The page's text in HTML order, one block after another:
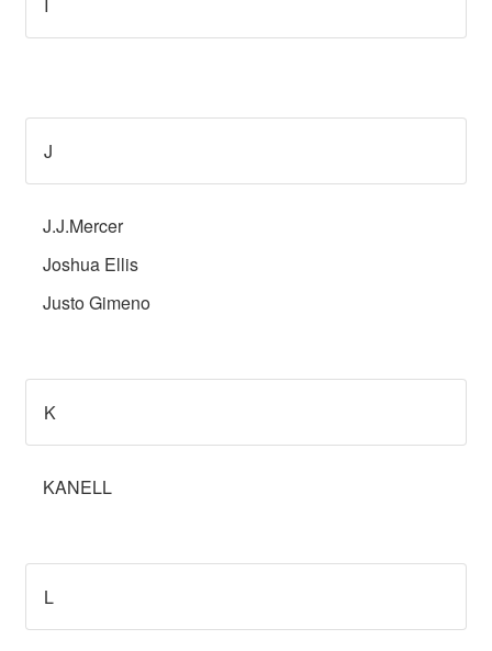
J
J.J.Mercer
Joshua Ellis
Justo Gimeno
K
KANELL
L